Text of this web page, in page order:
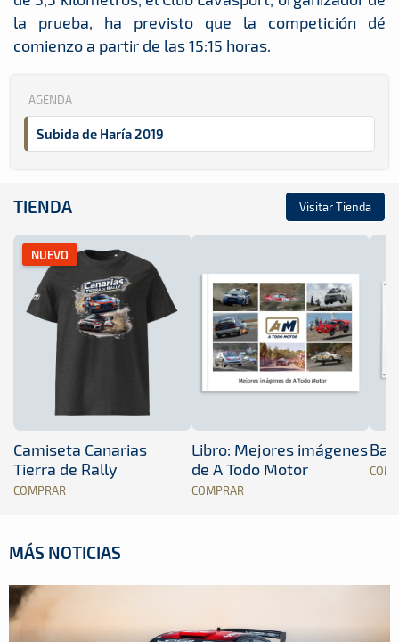
la prueba, ha previsto que la competición dé
comienzo a partir de las 15:15 horas.
AGENDA
Subida de Haría 2019
TIENDA Visitar Tienda
NUEVO
Camiseta Canarias
Tierra de Rally
COMPRAR
Libro: Mejores imágenes
de A Todo Motor
COMPRAR
MÁS NOTICIAS